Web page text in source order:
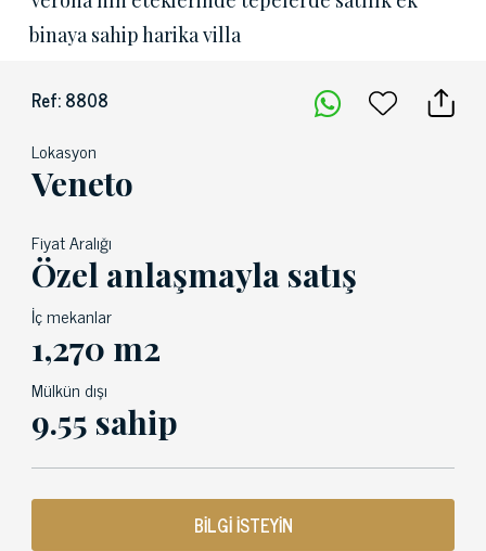
binaya sahip harika villa
Ref: 8808
Lokasyon
Veneto
Fiyat Aralığı
Özel anlaşmayla satış
İç mekanlar
1,270 m2
Mülkün dışı
9.55 sahip
BİLGİ İSTEYİN